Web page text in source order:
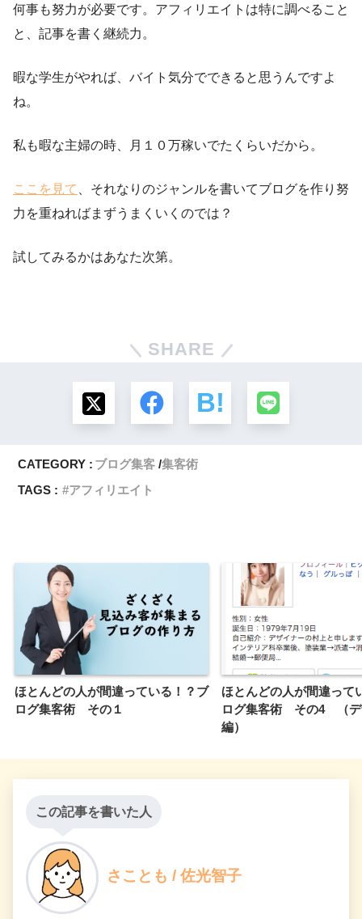
何事も努力が必要です。アフィリエイトは特に調べること
と、記事を書く継続力。
暇な学生がやれば、バイト気分でできると思うんですよ
ね。
私も暇な主婦の時、月１０万稼いでたくらいだから。
ここを見て
、それなりのジャンルを書いてブログを作り努
力を重ねればまずうまくいくのでは？
試してみるかはあなた次第。
SHARE
CATEGORY : ブログ集客 集客術
TAGS :
アフィリエイト
ほとんどの人が間違っている！？ブ
ログ集客術 その１
ほとんどの人が間違って
ログ集客術 その4 （デ
編）
この記事を書いた人
さことも / 佐光智子